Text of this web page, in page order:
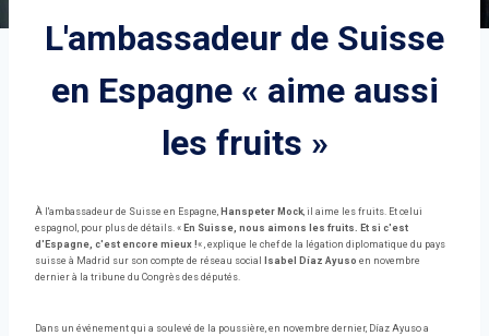
L'ambassadeur de Suisse
en Espagne « aime aussi
les fruits »
À l'ambassadeur de Suisse en Espagne, Hanspeter Mock, il aime les fruits. Et celui
espagnol, pour plus de détails. « En Suisse, nous aimons les fruits. Et si c'est
d'Espagne, c'est encore mieux !« , explique le chef de la légation diplomatique du pays
suisse à Madrid sur son compte de réseau social
Isabel Díaz Ayuso en novembre
dernier à la tribune du Congrès des députés.
Dans un événement qui a soulevé de la poussière, en novembre dernier, Díaz Ayuso a